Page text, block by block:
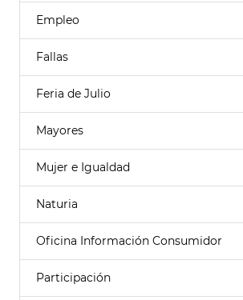
Empleo
Fallas
Feria de Julio
Mayores
Mujer e Igualdad
Naturia
Oficina Información Consumidor
Participación